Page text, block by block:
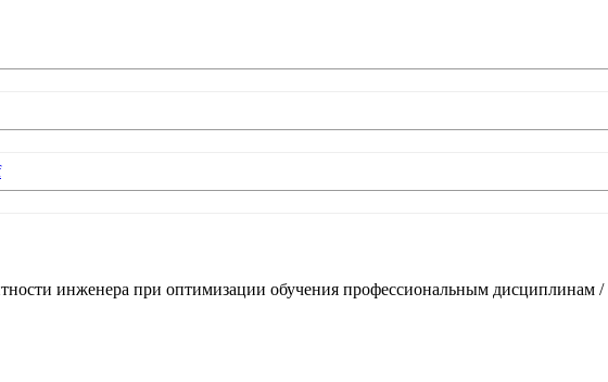
инженера при оптимизации обучения профессиональным